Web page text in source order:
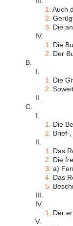
1.
Auch
2.
3.
Die
IV.
1.
Die
2.
Der
B.
I.
1.
Die
2.
II.
C.
I.
1.
Die
2.
Brief-
II.
1.
Das
2.
Die
3. a)
4. Das
5.
III.
IV.
1.
Der
V.